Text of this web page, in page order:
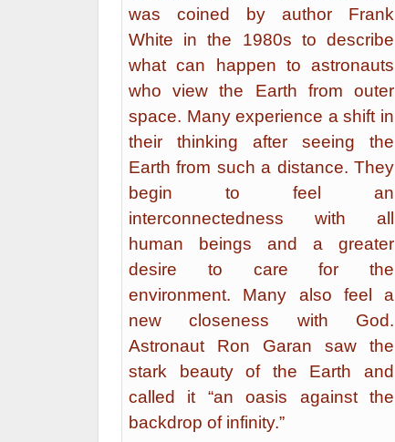
was coined by author Frank
White in the 1980s to describe
what can happen to astronauts
who view the Earth from outer
space. Many experience a shift in
their thinking after seeing the
Earth from such a distance. They
begin to feel an
interconnectedness with all
human beings and a greater
desire to care for the
environment. Many also feel a
new closeness with God.
Astronaut Ron Garan saw the
stark beauty of the Earth and
called it “an oasis against the
backdrop of infinity.”